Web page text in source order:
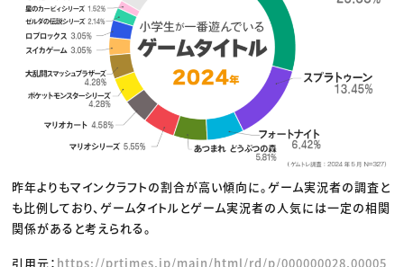
昨年よりもマインクラフトの割合が高い傾向に。ゲーム実況者の調査と
も比例しており、ゲームタイトルとゲーム実況者の人気には一定の相関
関係があると考えられる。
引用元： https://prtimes.jp/main/html/rd/p/000000028.00005